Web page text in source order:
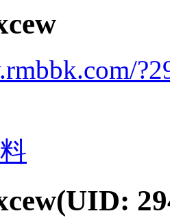
(UID: